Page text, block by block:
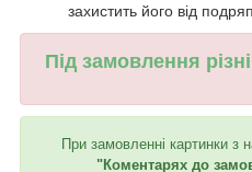
захистить його від
Під замовлення
При замовленні картинки з
"Коментарях до